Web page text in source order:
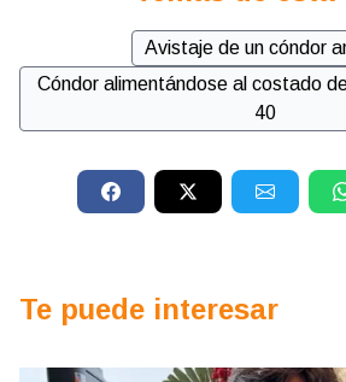
Avistaje de un cóndor
Cóndor alimentándose al costado
40
Te puede interesar